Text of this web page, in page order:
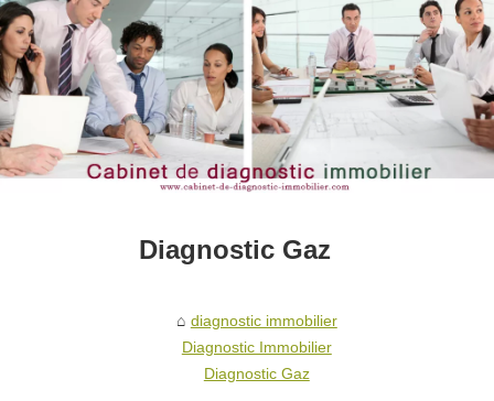
Diagnostic Gaz
diagnostic immobilier
Diagnostic Immobilier
Diagnostic Gaz